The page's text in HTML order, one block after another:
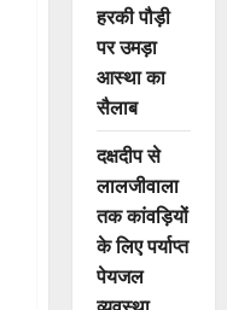
हरकी पौड़ी
पर उमड़ा
आस्था का
सैलाब
दक्षदीप से
लालजीवाला
तक कांवड़ियों
के लिए पर्याप्त
पेयजल